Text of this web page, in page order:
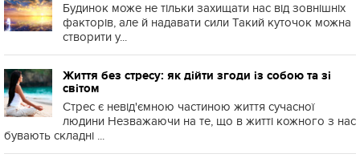
Будинок може не тільки захищати нас від зовнішніх
факторів, але й надавати сили Такий куточок можна
створити у...
Життя без стресу: як дійти згоди із собою та зі
світом
Стрес є невід'ємною частиною життя сучасної
людини Незважаючи на те, що в житті кожного з нас
бувають складні ...